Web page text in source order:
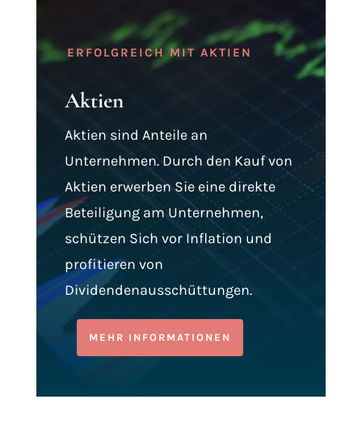
ERFOLGREICH MIT AKTIEN
Aktien
Aktien sind Anteile an
Unternehmen. Durch den Kauf von
Aktien erwerben Sie eine direkte
Beteiligung am Unternehmen,
schützen Sich vor Inflation und
profitieren von
Dividendenausschüttungen.
MEHR INFORMATIONEN